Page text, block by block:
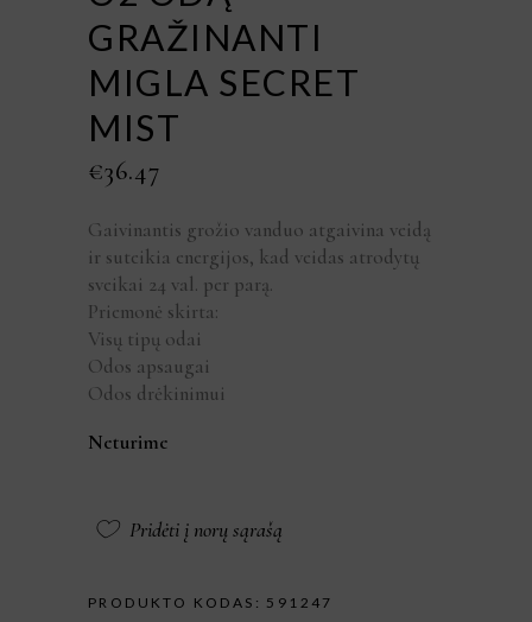
GRAŽINANTI
MIGLA SECRET
MIST
€36.47
Gaivinantis grožio vanduo atgaivina veidą
ir suteikia energijos, kad veidas atrodytų
sveikai 24 val. per parą.
Priemonė skirta:
Visų tipų odai
Odos apsaugai
Odos drėkinimui
Neturime
Pridėti į norų sąrašą
PRODUKTO KODAS: 591247